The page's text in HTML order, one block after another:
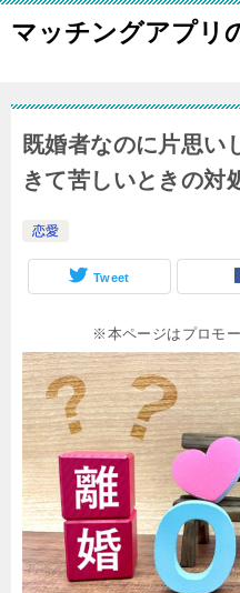
マッチングアプリ
既婚者なのに片思い
きて苦しいときの対
恋愛
Tweet
※本ページはプロモ